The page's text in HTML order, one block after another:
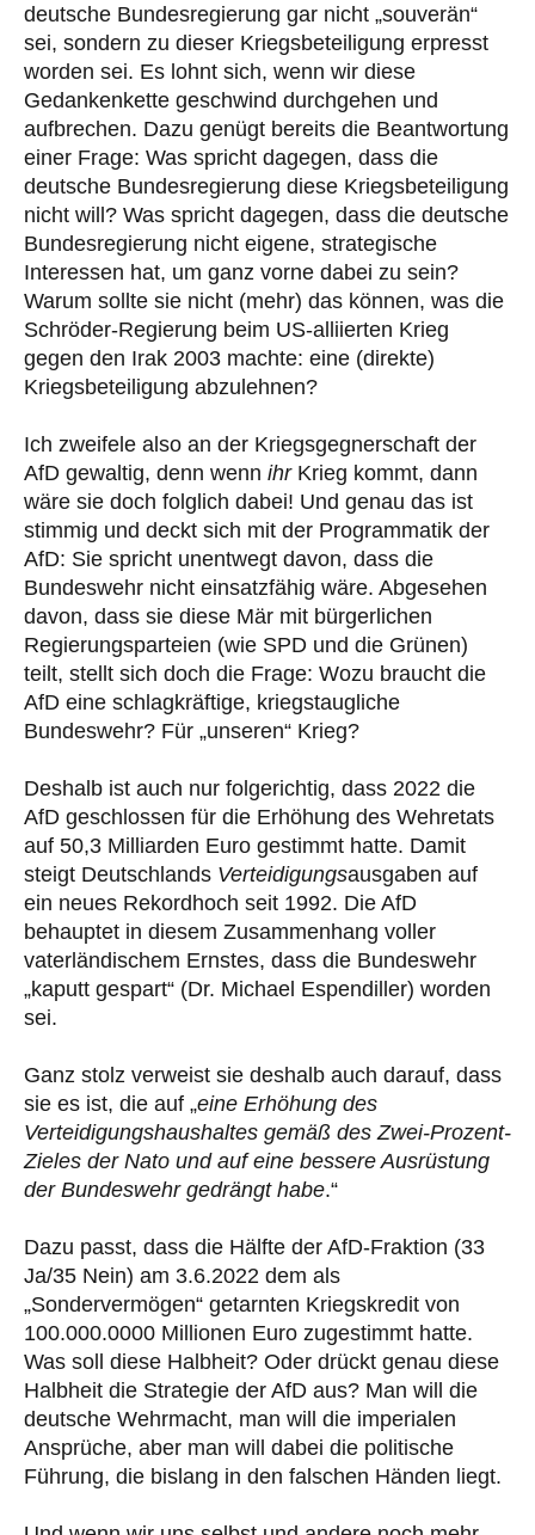
deutsche Bundesregierung gar nicht „souverän“
sei, sondern zu dieser Kriegsbeteiligung erpresst
worden sei. Es lohnt sich, wenn wir diese
Gedankenkette geschwind durchgehen und
aufbrechen. Dazu genügt bereits die Beantwortung
einer Frage: Was spricht dagegen, dass die
deutsche Bundesregierung diese Kriegsbeteiligung
nicht will? Was spricht dagegen, dass die deutsche
Bundesregierung nicht eigene, strategische
Interessen hat, um ganz vorne dabei zu sein?
Warum sollte sie nicht (mehr) das können, was die
Schröder-Regierung beim US-alliierten Krieg
gegen den Irak 2003 machte: eine (direkte)
Kriegsbeteiligung abzulehnen?
Ich zweifele also an der Kriegsgegnerschaft der
AfD gewaltig, denn wenn ihrKrieg kommt, dann
wäre sie doch folglich dabei! Und genau das ist
stimmig und deckt sich mit der Programmatik der
AfD: Sie spricht unentwegt davon, dass die
Bundeswehr nicht einsatzfähig wäre. Abgesehen
davon, dass sie diese Mär mit bürgerlichen
Regierungsparteien (wie SPD und die Grünen)
teilt, stellt sich doch die Frage: Wozu braucht die
AfD eine schlagkräftige, kriegstaugliche
Bundeswehr? Für „unseren“ Krieg?
Deshalb ist auch nur folgerichtig, dass 2022 die
AfD geschlossen für die Erhöhung des Wehretats
auf 50,3 Milliarden Euro gestimmt hatte. Damit
steigt Deutschlands Verteidigungsausgaben auf
ein neues Rekordhoch seit 1992. Die AfD
behauptet in diesem Zusammenhang voller
vaterländischem Ernstes, dass die Bundeswehr
„kaputt gespart“ (Dr. Michael Espendiller) worden
sei.
Ganz stolz verweist sie deshalb auch darauf, dass
sie es ist, die auf „eine Erhöhung des
Verteidigungshaushaltes gemäß des Zwei-Prozent-
Zieles der Nato und auf eine bessere Ausrüstung
der Bundeswehr gedrängt habe.“
Dazu passt, dass die Hälfte der AfD-Fraktion (33
Ja/35 Nein) am 3.6.2022 dem als
„Sondervermögen“ getarnten Kriegskredit von
100.000.0000 Millionen Euro zugestimmt hatte.
Was soll diese Halbheit? Oder drückt genau diese
Halbheit die Strategie der AfD aus? Man will die
deutsche Wehrmacht, man will die imperialen
Ansprüche, aber man will dabei die politische
Führung, die bislang in den falschen Händen liegt.